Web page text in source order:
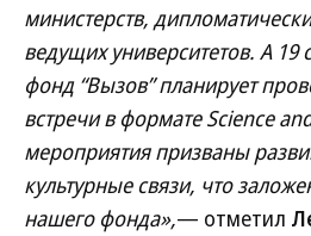
министерств,
ведущих университетов. А 19
фонд “Вызов” планирует
встречи в формате Science
мероприятия призваны
культурные связи, что
нашего фонда»,— отметил